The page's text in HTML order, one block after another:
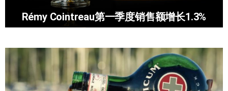
Rémy Cointreau第一季度销售额增长1.3%